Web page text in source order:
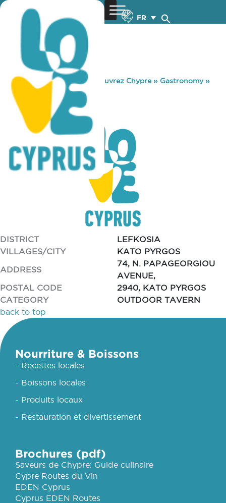
FR
You are here: Home »Découvrez Chypre» Gastronomy»
ALEXIS TAVERN
ALEXIS TAVERN
DISTRICT
LEFKOSIA
VILLAGES/CITY
KATO PYRGOS
ADDRESS
74, N. PAPAGEORGIOU
AVENUE,
POSTAL CODE
2940, KATO PYRGOS
CATEGORY
OUTDOOR TAVERN
back to top
Nourriture & Boissons
- Recettes locales
- Boissons locales
- Produits locaux
- Restauration et divertissement
Brochures (pdf)
Saveurs de Chypre: Guide culinaire
Cypre Routes du Vin
EDEN Cyprus
Cyprus EDEN Routes